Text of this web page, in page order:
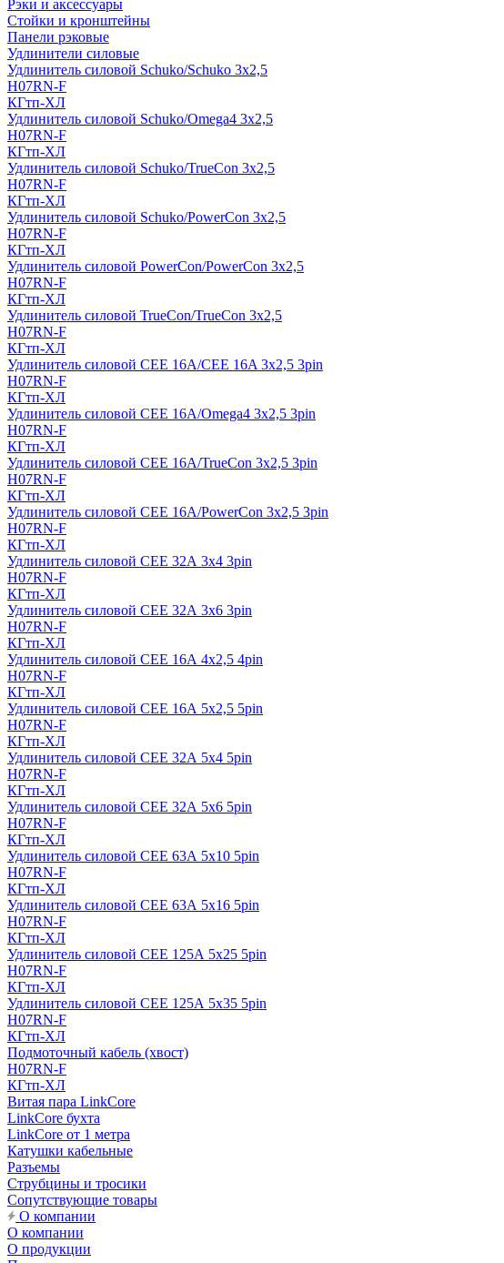
Рэки и аксессуары
Стойки и кронштейны
Панели рэковые
Удлинители силовые
Удлинитель силовой Schuko/Schuko 3х2,5
H07RN-F
КГтп-ХЛ
Удлинитель силовой Schuko/Omega4 3х2,5
H07RN-F
КГтп-ХЛ
Удлинитель силовой Schuko/TrueCon 3х2,5
H07RN-F
КГтп-ХЛ
Удлинитель силовой Schuko/PowerCon 3х2,5
H07RN-F
КГтп-ХЛ
Удлинитель силовой PowerCon/PowerCon 3х2,5
H07RN-F
КГтп-ХЛ
Удлинитель силовой TrueCon/TrueCon 3х2,5
H07RN-F
КГтп-ХЛ
Удлинитель силовой CEE 16A/CEE 16A 3х2,5 3pin
H07RN-F
КГтп-ХЛ
Удлинитель силовой CEE 16A/Omega4 3х2,5 3pin
H07RN-F
КГтп-ХЛ
Удлинитель силовой CEE 16A/TrueCon 3х2,5 3pin
H07RN-F
КГтп-ХЛ
Удлинитель силовой CEE 16A/PowerCon 3х2,5 3pin
H07RN-F
КГтп-ХЛ
Удлинитель силовой CEE 32А 3х4 3pin
H07RN-F
КГтп-ХЛ
Удлинитель силовой CEE 32А 3х6 3pin
H07RN-F
КГтп-ХЛ
Удлинитель силовой CEE 16А 4х2,5 4pin
H07RN-F
КГтп-ХЛ
Удлинитель силовой CEE 16А 5x2,5 5pin
H07RN-F
КГтп-ХЛ
Удлинитель силовой CEE 32А 5x4 5pin
H07RN-F
КГтп-ХЛ
Удлинитель силовой CEE 32А 5x6 5pin
H07RN-F
КГтп-ХЛ
Удлинитель силовой CEE 63А 5x10 5pin
H07RN-F
КГтп-ХЛ
Удлинитель силовой CEE 63А 5x16 5pin
H07RN-F
КГтп-ХЛ
Удлинитель силовой CEE 125А 5x25 5pin
H07RN-F
КГтп-ХЛ
Удлинитель силовой CEE 125А 5x35 5pin
H07RN-F
КГтп-ХЛ
Подмоточный кабель (хвост)
H07RN-F
КГтп-ХЛ
Витая пара LinkCore
LinkCore бухта
LinkCore от 1 метра
Катушки кабельные
Разъемы
Струбцины и тросики
Сопутствующие товары
О компании
О компании
О продукции